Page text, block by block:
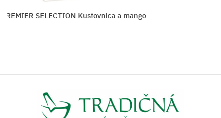
SELECTION Kustovnica a mango